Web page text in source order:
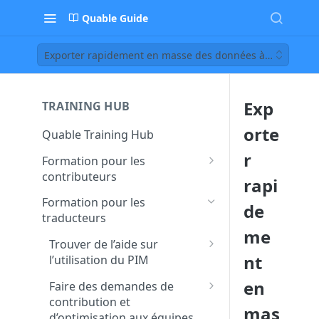
Quable Guide
Exporter rapidement en masse des données à traduire
TRAINING HUB
Quable Training Hub
Formation pour les
contributeurs
Trouver de l’aide sur
l’utilisation du PIM
et à la FAQ Quable
remonter un bug ou un
dysfonctionnement
Faire des demandes de
contribution et
transverses
Créer et assigner des tâches
Chercher et trouver une
Formation pour les
traducteurs
Trouver de l’aide sur
l’utilisation du PIM
Accéder à la documentation
et à la FAQ Quable
Faire des demandes de
contribution et
Exp
orte
r
rapi
de
me
nt
en
mas